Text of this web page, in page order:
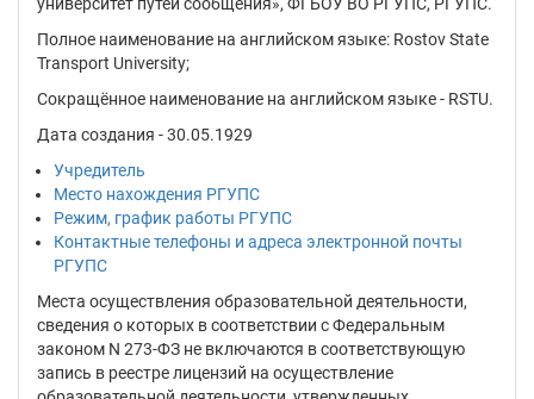
Полное наименование на английском языке: Rostov State
Transport University;
Сокращённое наименование на английском языке - RSTU.
Дата создания - 30.05.1929
Учредитель
Место нахождения РГУПС
Режим, график работы РГУПС
Контактные телефоны и адреса электронной почты
РГУПС
Места осуществления образовательной деятельности,
сведения о которых в соответствии с Федеральным
законом N 273-ФЗ не включаются в соответствующую
запись в реестре лицензий на осуществление